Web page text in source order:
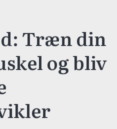
Træn din
og bliv